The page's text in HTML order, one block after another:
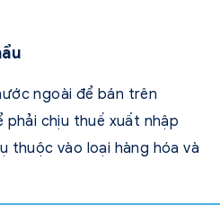
ngoài để bán trên
phải chịu thuế xuất nhập
thuộc vào loại hàng hóa và